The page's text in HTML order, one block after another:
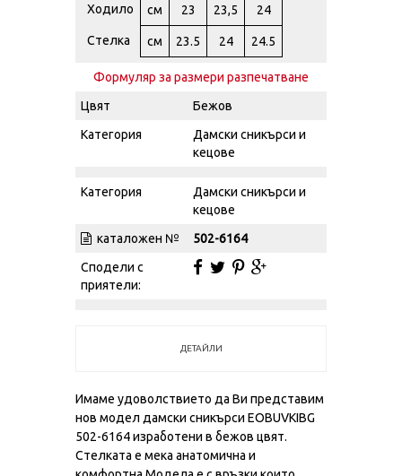
Ходило см 23 23,5 24
Стелка см 23.5 24 24.5
Формуляр за размери разпечатване
Цвят
Бежов
Категория
Дамски сникърси и
кецове
Категория
Дамски сникърси и
кецове
каталожен №
502-6164
Сподели с
приятели:
ДЕТАЙЛИ
Имаме удоволствието да Ви представим
нов модел дамски сникърси EOBUVKIBG
502-6164 изработени в бежов цвят.
Стелката е мека анатомична и